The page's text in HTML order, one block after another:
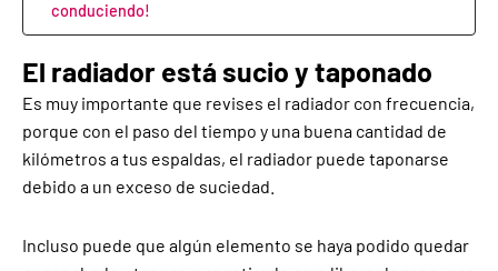
conduciendo!
El radiador está sucio y taponado
Es muy importante que revises el radiador con frecuencia,
porque con el paso del tiempo y una buena cantidad de
kilómetros a tus espaldas, el radiador puede taponarse
debido a un exceso de suciedad.
Incluso puede que algún elemento se haya podido quedar